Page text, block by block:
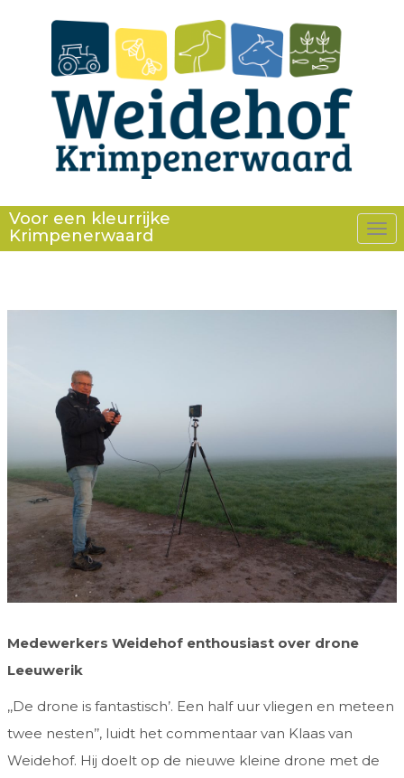
Voor een kleurrijke
Krimpenerwaard
Medewerkers Weidehof enthousiast over drone
Leeuwerik
,,De drone is fantastisch’. Een half uur vliegen en meteen
twee nesten’’, luidt het commentaar van Klaas van
Weidehof. Hij doelt op de nieuwe kleine drone met de